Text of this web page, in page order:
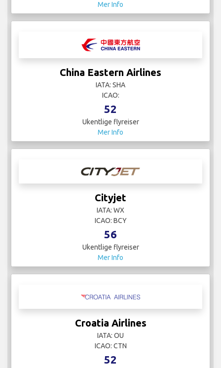
Mer Info
China Eastern Airlines
IATA: SHA
ICAO:
52
Ukentlige flyreiser
Mer Info
Cityjet
IATA: WX
ICAO: BCY
56
Ukentlige flyreiser
Mer Info
Croatia Airlines
IATA: OU
ICAO: CTN
52